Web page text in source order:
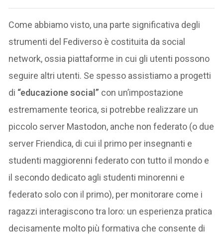
Come abbiamo visto, una parte significativa degli
strumenti del Fediverso è costituita da social
network, ossia piattaforme in cui gli utenti possono
seguire altri utenti. Se spesso assistiamo a progetti
di “educazione social” con un’impostazione
estremamente teorica, si potrebbe realizzare un
piccolo server Mastodon, anche non federato (o due
server Friendica, di cui il primo per insegnanti e
studenti maggiorenni federato con tutto il mondo e
il secondo dedicato agli studenti minorenni e
federato solo con il primo), per monitorare come i
ragazzi interagiscono tra loro: un esperienza pratica
decisamente molto più formativa che consente di